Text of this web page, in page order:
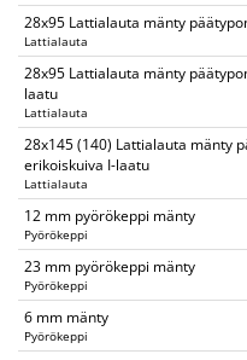
28x95 Lattialauta mänty
Lattialauta
28x95 Lattialauta mänty
laatu
Lattialauta
28x145 (140) Lattialauta mänty
erikoiskuiva I-laatu
Lattialauta
12 mm pyörökeppi mänty
Pyörökeppi
23 mm pyörökeppi mänty
Pyörökeppi
6 mm mänty
Pyörökeppi